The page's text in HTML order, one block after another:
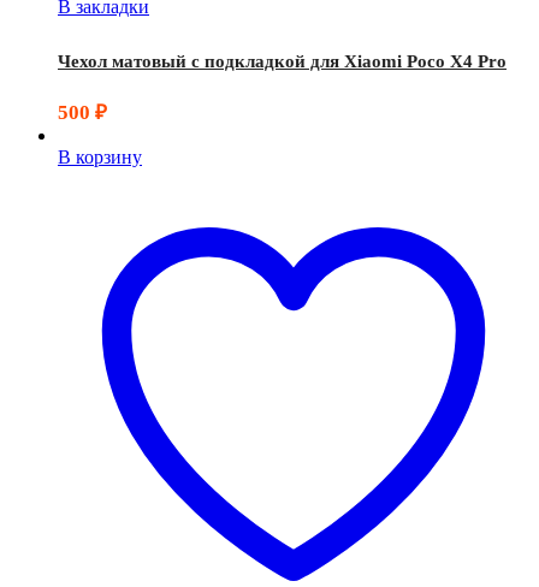
В закладки
Чехол матовый с подкладкой для Xiaomi Poco X4 Pro
500 ₽
В корзину